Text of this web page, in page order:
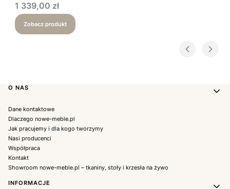
Cena
1 339,00 zł
Zobacz produkt
Linki w stopce
O NAS
Dane kontaktowe
Dlaczego nowe-meble.pl
Jak pracujemy i dla kogo tworzymy
Nasi producenci
Współpraca
Kontakt
Showroom nowe-meble.pl – tkaniny, stoły i krzesła na żywo
INFORMACJE